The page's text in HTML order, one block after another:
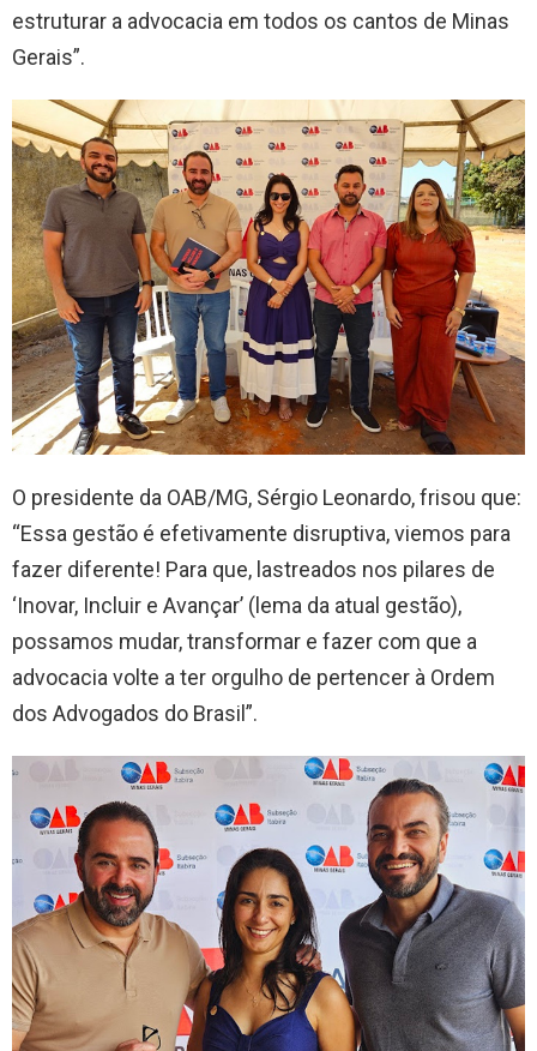
estruturar a advocacia em todos os cantos de Minas
Gerais”.
O presidente da OAB/MG, Sérgio Leonardo, frisou que:
“Essa gestão é efetivamente disruptiva, viemos para
fazer diferente! Para que, lastreados nos pilares de
‘Inovar, Incluir e Avançar’ (lema da atual gestão),
possamos mudar, transformar e fazer com que a
advocacia volte a ter orgulho de pertencer à Ordem
dos Advogados do Brasil”.